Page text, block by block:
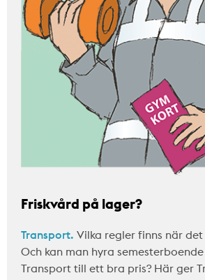
Friskvård på lager?
Transport. Vilka regler finns när
Och kan man hyra
Transport till ett bra pris? Här ger